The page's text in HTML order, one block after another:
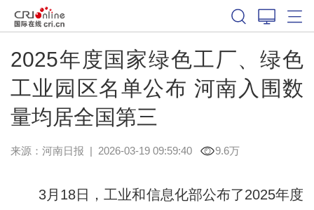
2025年度国家绿色工厂、绿色
工业园区名单公布 河南入围数
量均居全国第三
来源： 河南日报 | 2026-03-19 09:59:40 9.6万
3月18日，工业和信息化部公布了2025年度